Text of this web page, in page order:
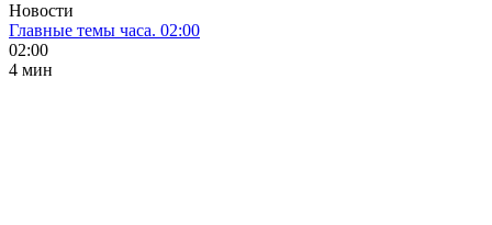
Новости
Главные темы часа. 02:00
02:00
4 мин